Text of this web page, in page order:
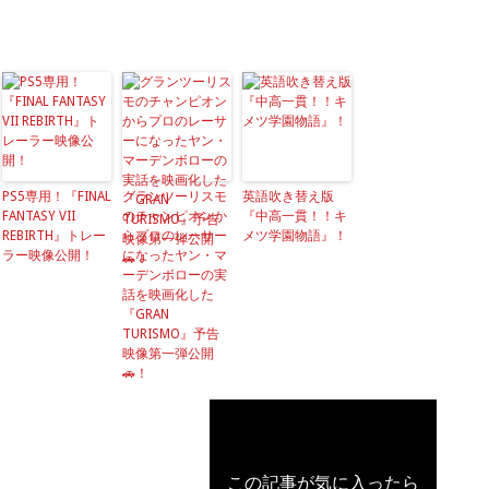
史上初⁉の『スパイダーマン：ブランド・
る！
2026年6月28日
PS5専用！『FINAL
FANTASY VII
REBIRTH』トレー
ラー映像公開！
グランツーリスモ
のチャンピオンか
らプロのレーサー
になったヤン・マ
ーデンボローの実
話を映画化した
『GRAN
TURISMO』予告
映像第一弾公開
🚗！
英語吹き替え版
『中高一貫！！キ
メツ学園物語』！
この記事が気に入ったら